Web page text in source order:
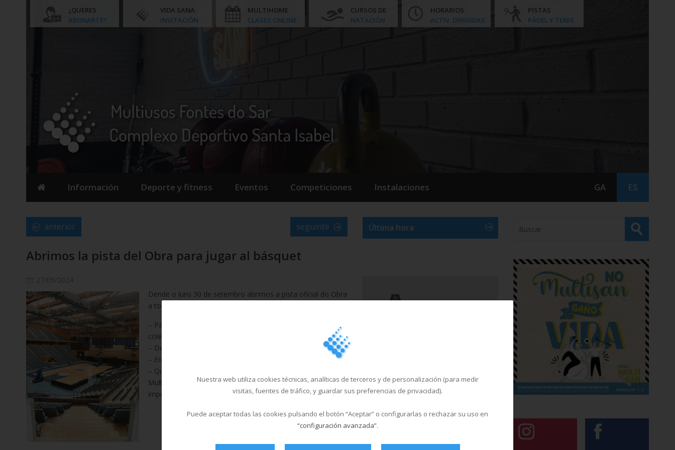
¿QUERES
ABONARTE?
VIDA SANA
INVITACIÓN
MULTIHOME
CLASES ONLINE
CURSOS DE
NATACIÓN
HORARIOS
ACTIV. DIRIGIDAS
PISTAS
PÁDEL Y TENIS
Información Deporte y fitness Eventos Competiciones Instalaciones GA ES
anterior seguinte
Abrimos la pista del Obra para jugar al básquet
Dende o luns 30 de setembro abrimos a pista oficial do Obra
a todxs xs abonadxs de MultiSan!
– Para qué? Para que poidas xogar ao baloncesto cos teus
colegas.
– Dende cando? A partir do 30 de setembro.
– En que horario? De luns a venres de 14:30h a 17:30h.
– Que preciso facer para usala? Tes que ser abonadx de
MultiSan e informar en recepción cando vaias xogar. E moi
importante! non se pode entrar na pista con calzado de rúa.
Última hora
Nuestra web utiliza cookies técnicas, analíticas de terceros y de personalización (para medir
visitas, fuentes de tráfico, y guardar sus preferencias de privacidad).
Puede aceptar todas las cookies pulsando el botón “Aceptar” o configurarlas o rechazar su uso en
“configuración avanzada”.